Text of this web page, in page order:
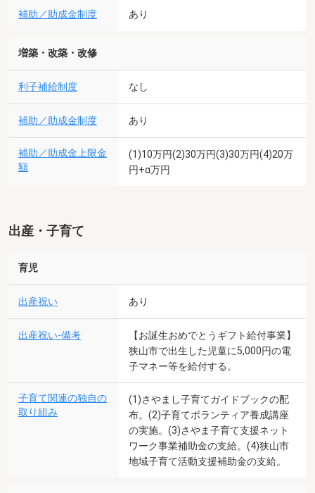
補助／助成金制度 あり
増築・改築・改修
利子補給制度 なし
補助／助成金制度 あり
補助／助成金上限金
額
(1)10万円(2)30万円(3)30万円(4)20万
円+α万円
出産・子育て
育児
出産祝い あり
出産祝い-備考
【お誕生おめでとうギフト給付事業】
狭山市で出生した児童に5,000円の電
子マネー等を給付する。
子育て関連の独自の
取り組み
(1)さやまし子育てガイドブックの配
布。(2)子育てボランティア養成講座
の実施。(3)さやま子育て支援ネット
ワーク事業補助金の支給。(4)狭山市
地域子育て活動支援補助金の支給。